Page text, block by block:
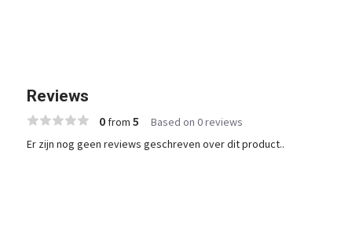
Reviews
0from 5 Based on 0 reviews
Er zijn nog geen reviews geschreven over dit product..